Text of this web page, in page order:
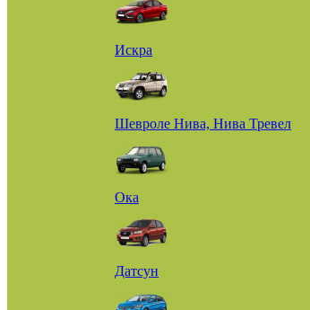
Искра
Шевроле Нива, Нива Тревел
Ока
Датсун